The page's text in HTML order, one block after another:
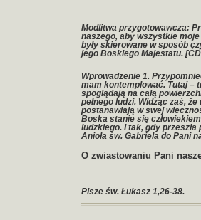
Modlitwa przygotowawcza:
naszego, aby wszystkie
były skierowane w sposób
jego Boskiego Majestatu.
Wprowadzenie 1.
mam kontemplować. Tutaj –
spoglądają na całą
pełnego ludzi. Widząc zaś,
postanawiają w swej
Boska stanie się
ludzkiego. I tak, gdy przeszła
Anioła św. Gabriela do Pani
O zwiastowaniu Pani
Pisze św. Łukasz 1,26-38.